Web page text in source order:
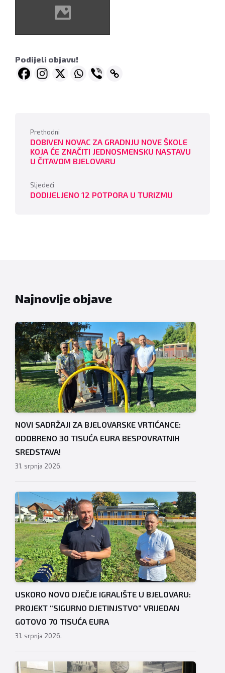
Podijeli objavu!
Prethodni
DOBIVEN NOVAC ZA GRADNJU NOVE ŠKOLE
KOJA ĆE ZNAČITI JEDNOSMENSKU NASTAVU
U ČITAVOM BJELOVARU
Sljedeći
DODIJELJENO 12 POTPORA U TURIZMU
Najnovije objave
NOVI SADRŽAJI ZA BJELOVARSKE VRTIĆANCE:
ODOBRENO 30 TISUĆA EURA BESPOVRATNIH
SREDSTAVA!
31. srpnja 2026.
USKORO NOVO DJEČJE IGRALIŠTE U BJELOVARU:
PROJEKT “SIGURNO DJETINJSTVO” VRIJEDAN
GOTOVO 70 TISUĆA EURA
31. srpnja 2026.